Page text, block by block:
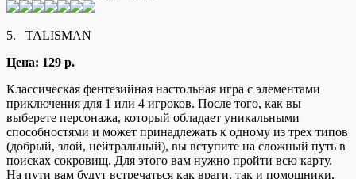
5. TALISMAN
Цена: 129 р.
Классическая фентезийная настольная игра с элементами
приключения для 1 или 4 игроков. После того, как вы
выберете персонажа, который обладает уникальными
способностями и может принадлежать к одному из трех типов
(добрый, злой, нейтральный), вы вступите на сложный путь в
поисках сокровищ. Для этого вам нужно пройти всю карту.
На пути вам будут встречаться как враги, так и помощники,